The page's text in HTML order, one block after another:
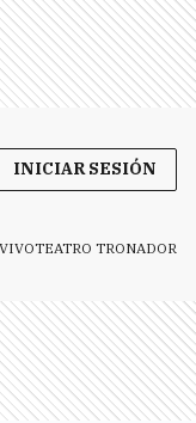
INICIAR SESIÓN
TEATRO TRONADOR